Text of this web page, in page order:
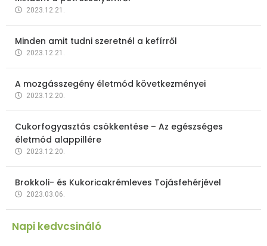
2023.12.21.
Minden amit tudni szeretnél a kefírről
2023.12.21.
A mozgásszegény életmód következményei
2023.12.20.
Cukorfogyasztás csökkentése – Az egészséges
életmód alappillére
2023.12.20.
Brokkoli- és Kukoricakrémleves Tojásfehérjével
2023.03.06.
Napi kedvcsináló